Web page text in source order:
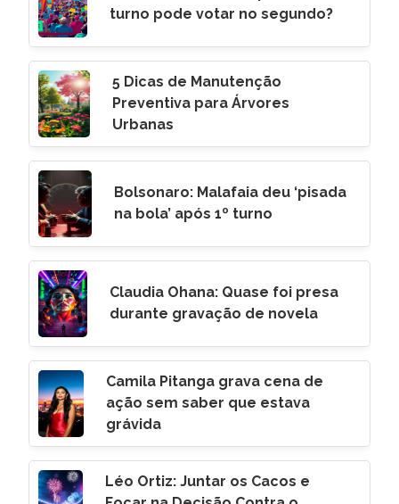
turno pode votar no segundo?
5 Dicas de Manutenção
Preventiva para Árvores
Urbanas
Bolsonaro: Malafaia deu ‘pisada
na bola’ após 1º turno
Claudia Ohana: Quase foi presa
durante gravação de novela
Camila Pitanga grava cena de
ação sem saber que estava
grávida
Léo Ortiz: Juntar os Cacos e